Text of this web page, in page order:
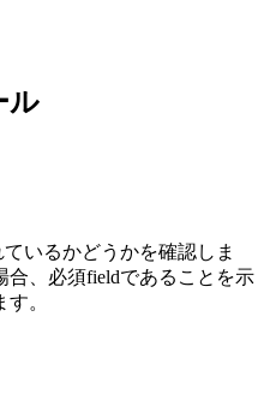
ル
いるかどうかを確認しま
合、必須fieldであることを示
。